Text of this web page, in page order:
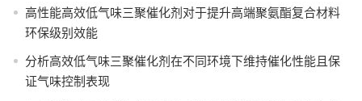
高性能高效低气味三聚催化剂对于提升高端聚氨酯复合材料
环保级别效能
分析高效低气味三聚催化剂在不同环境下维持催化性能且保
证气味控制表现